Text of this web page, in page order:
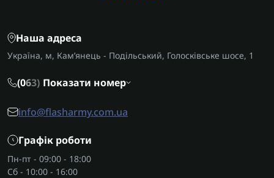
Наша адреса
Україна, м, Кам’янець - Подільський, Голосківське шосе, 1
(063) Показати номер
info@flasharmy.com.ua
Графік роботи
Пн-пт - 09:00 - 18:00
Сб - 10:00 - 16:00